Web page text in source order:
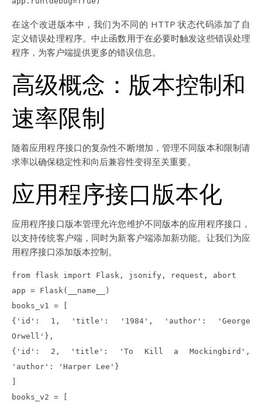
在这个改进版本中，我们为不同的 HTTP 状态代码添加了自
定义错误处理程序。中止函数用于在必要时触发这些错误处理
程序，为客户端提供更多的错误信息。
高级概念：版本控制和
速率限制
随着应用程序接口的复杂性不断增加，管理不同版本和限制请
求率以确保稳定性和向后兼容性变得至关重要。
应用程序接口版本化
应用程序接口版本管理允许您维护不同版本的应用程序接口，
以支持传统客户端，同时为新客户端添加新功能。让我们为应
用程序接口添加版本控制。
from flask import Flask, jsonify, request, abort
app = Flask(__name__)
books_v1 = [
{'id': 1, 'title': '1984', 'author': 'George
Orwell'},
{'id': 2, 'title': 'To Kill a Mockingbird',
'author': 'Harper Lee'}
books_v2 = [